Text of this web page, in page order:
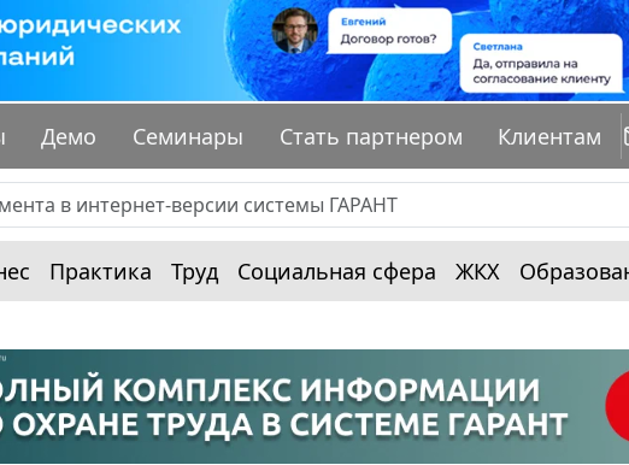
Демо Семинары Стать партнером Клиентам
Практика Труд Социальная сфера ЖКХ